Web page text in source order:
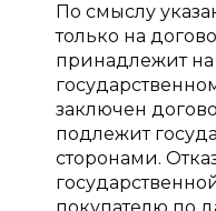
По смыслу
только на
принадлежит на
заключен
подлежит
сторонами.